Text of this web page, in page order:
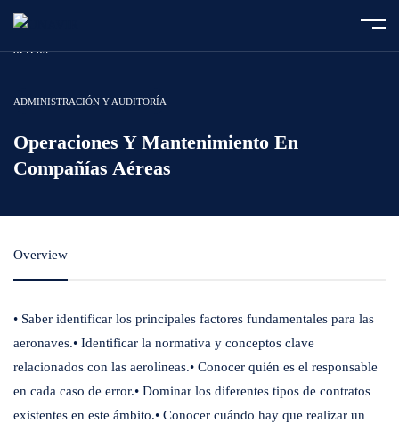
Home
Operaciones y mantenimiento en compañías
aéreas
ADMINISTRACIÓN Y AUDITORÍA
Operaciones Y Mantenimiento En
Compañías Aéreas
Overview
• Saber identificar los principales factores fundamentales para las
aeronaves.• Identificar la normativa y conceptos clave
relacionados con las aerolíneas.• Conocer quién es el responsable
en cada caso de error.• Dominar los diferentes tipos de contratos
existentes en este ámbito.• Conocer cuándo hay que realizar un